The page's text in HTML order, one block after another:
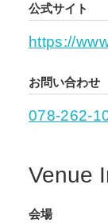
公式サイト
https://
お問い合わせ
078-262-
Venue
会場